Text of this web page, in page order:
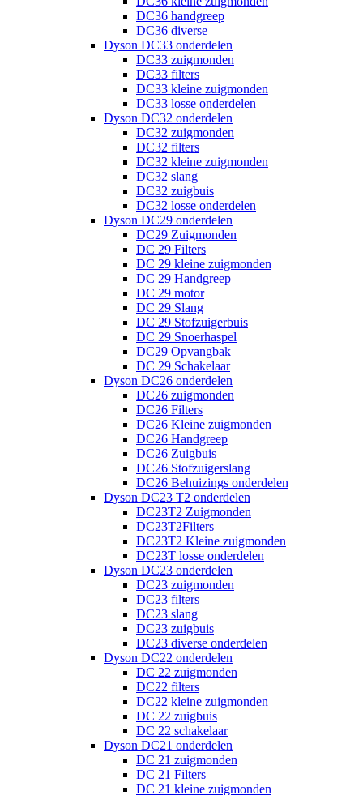
DC36 handgreep
DC36 diverse
Dyson DC33 onderdelen
DC33 zuigmonden
DC33 filters
DC33 kleine zuigmonden
DC33 losse onderdelen
Dyson DC32 onderdelen
DC32 zuigmonden
DC32 filters
DC32 kleine zuigmonden
DC32 slang
DC32 zuigbuis
DC32 losse onderdelen
Dyson DC29 onderdelen
DC29 Zuigmonden
DC 29 Filters
DC 29 kleine zuigmonden
DC 29 Handgreep
DC 29 motor
DC 29 Slang
DC 29 Stofzuigerbuis
DC 29 Snoerhaspel
DC29 Opvangbak
DC 29 Schakelaar
Dyson DC26 onderdelen
DC26 zuigmonden
DC26 Filters
DC26 Kleine zuigmonden
DC26 Handgreep
DC26 Zuigbuis
DC26 Stofzuigerslang
DC26 Behuizings onderdelen
Dyson DC23 T2 onderdelen
DC23T2 Zuigmonden
DC23T2Filters
DC23T2 Kleine zuigmonden
DC23T losse onderdelen
Dyson DC23 onderdelen
DC23 zuigmonden
DC23 filters
DC23 slang
DC23 zuigbuis
DC23 diverse onderdelen
Dyson DC22 onderdelen
DC 22 zuigmonden
DC22 filters
DC22 kleine zuigmonden
DC 22 zuigbuis
DC 22 schakelaar
Dyson DC21 onderdelen
DC 21 zuigmonden
DC 21 Filters
DC 21 kleine zuigmonden